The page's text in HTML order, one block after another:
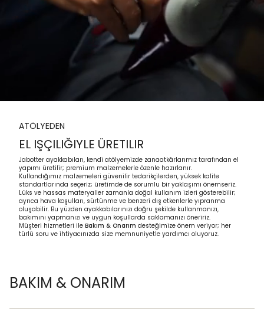
ATÖLYEDEN
EL IŞÇILIĞIYLE ÜRETILIR
Jabotter ayakkabıları, kendi atölyemizde zanaatkârlarımız tarafından el
yapımı üretilir; premium malzemelerle özenle hazırlanır.
Kullandığımız malzemeleri güvenilir tedarikçilerden, yüksek kalite
standartlarında seçeriz; üretimde de sorumlu bir yaklaşımı önemseriz.
Lüks ve hassas materyaller zamanla doğal kullanım izleri gösterebilir;
ayrıca hava koşulları, sürtünme ve benzeri dış etkenlerle yıpranma
oluşabilir. Bu yüzden ayakkabılarınızı doğru şekilde kullanmanızı,
bakımını yapmanızı ve uygun koşullarda saklamanızı öneririz.
Müşteri hizmetleri ile Bakım & Onarım desteğimize önem veriyor; her
türlü soru ve ihtiyacınızda size memnuniyetle yardımcı oluyoruz.
BAKIM & ONARIM